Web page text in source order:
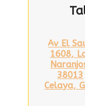
Av El
1608,
38013
Celaya,